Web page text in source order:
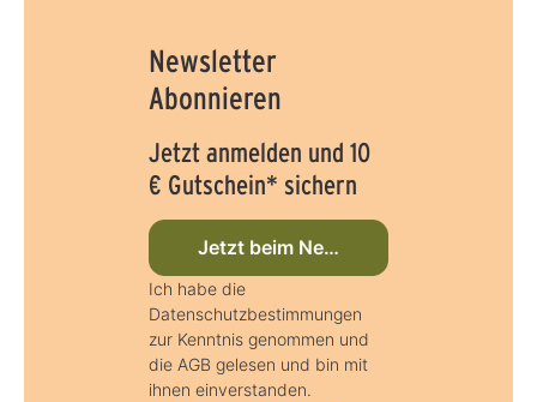
Newsletter
Abonnieren
Jetzt anmelden und 10
€ Gutschein* sichern
Jetzt beim Newsletter anmelden
Ich habe die
Datenschutzbestimmungen
zur Kenntnis genommen und
die AGB gelesen und bin mit
ihnen einverstanden.